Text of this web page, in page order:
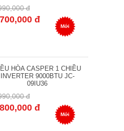
đ
đ
Mới
HÒA CASPER 1 CHIỀU
INVERTER 9000BTU JC-
09IU36
đ
đ
Mới